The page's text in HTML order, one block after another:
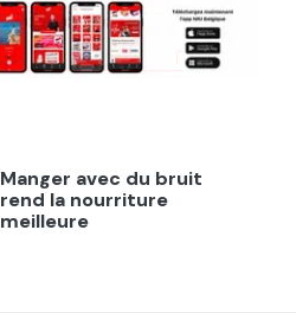
Manger avec du bruit
rend la nourriture
meilleure